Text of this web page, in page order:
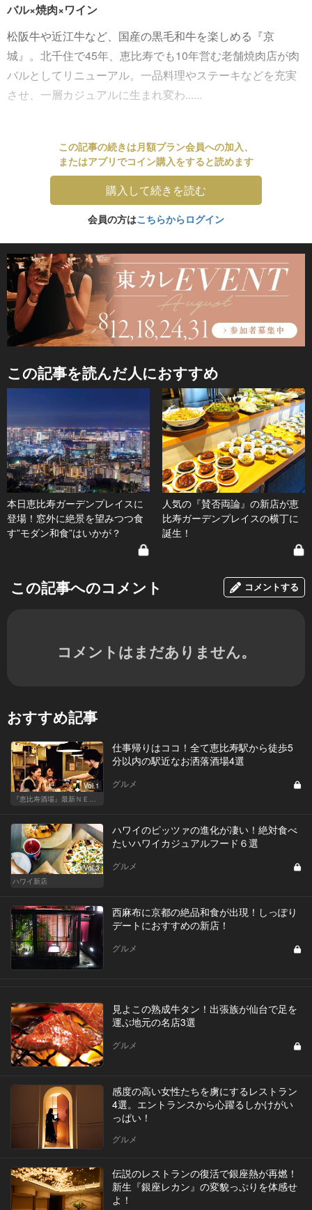
バル×焼肉×ワイン
松阪牛や近江牛など、国産の黒毛和牛を楽しめる『京
城』。北千住で45年、恵比寿でも10年営む老舗焼肉店が肉
バルとしてリニューアル。一品料理やステーキなどを充実
させ、一層カジュアルに生まれ変わ......
この記事の続きは月額プラン会員への加入、
またはアプリでコイン購入をすると読めます
購入して続きを読む
会員の方はこちらからログイン
この記事を読んだ人におすすめ
本日恵比寿ガーデンプレイスに
登場！窓外に絶景を望みつつ食
す”モダン和食”はいかが？
人気の『賛否両論』の新店が恵
比寿ガーデンプレイスの横丁に
誕生！
この記事へのコメント コメントする
コメントはまだありません。
おすすめ記事
Vol.1
『恵比寿酒場』最新ＮＥＷＳ！
仕事帰りはココ！全て恵比寿駅から徒歩5
分以内の駅近なお洒落酒場4選
グルメ
Vol.3
ハワイ新店
ハワイのピッツァの進化が凄い！絶対食べ
たいハワイカジュアルフード６選
グルメ
西麻布に京都の絶品和食が出現！しっぽり
デートにおすすめの新店！
グルメ
見よこの熟成牛タン！出張族が仙台で足を
運ぶ地元の名店3選
グルメ
感度の高い女性たちを虜にするレストラン
4選。エントランスから心躍るしかけがい
っぱい！
グルメ
伝説のレストランの復活で銀座熱が再燃！
新生『銀座レカン』の変貌っぷりを体感せ
よ！